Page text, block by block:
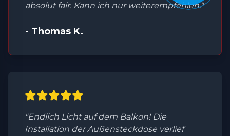
absolut fair. Kann ich nur weiterempfehlen."
- Thomas K.
"Endlich Licht auf dem Balkon! Die
Installation der Außensteckdose verlief